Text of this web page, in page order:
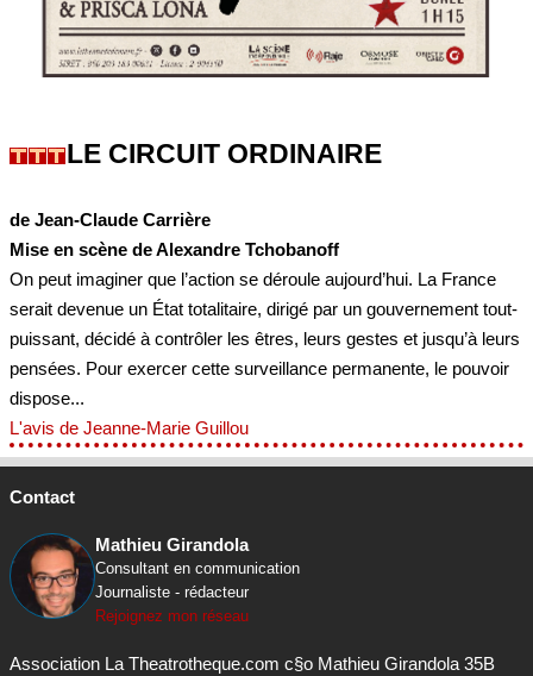
LE CIRCUIT ORDINAIRE
de Jean-Claude Carrière
Mise en scène de Alexandre Tchobanoff
On peut imaginer que l’action se déroule aujourd’hui. La France
serait devenue un État totalitaire, dirigé par un gouvernement tout-
puissant, décidé à contrôler les êtres, leurs gestes et jusqu’à leurs
pensées. Pour exercer cette surveillance permanente, le pouvoir
dispose...
L'avis de Jeanne-Marie Guillou
Contact
Mathieu Girandola
Consultant en communication
Journaliste - rédacteur
Rejoignez mon réseau
Association La Theatrotheque.com c§o Mathieu Girandola 35B